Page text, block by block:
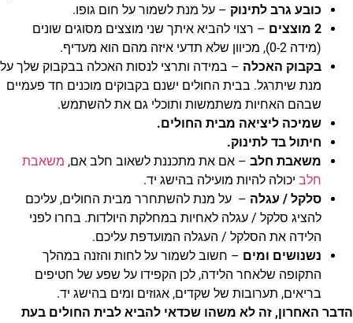
כובע גרב לתינוק – על מנת לשמור על חום גופו.
2 מוצצים
– רצוי להביא איתך שני מוצצים מסוגים שונים
(מידה 0-2), מכיוון שלא תדעי איזה מהם הוא מעדיף.
בקבוק האכלה – במידה ותרצי לנסות האכלה בבקבוק שלך על
מנת שיתרגל. בבית החולים ישנם בקבוקים מוכנים חד פעמיים
שבהם האחיות משתמשות ותוכלי גם את להשתמש.
שמיכה ליציאה מבית החולים.
חיתול בד לתינוק.
משאבת חלב – אם את מתכננת לשאוב חלב אם, משאבת
חלב יכולה להיות מועילה בהישג יד.
סלקל / עגלה – על מנת להשתחרר מבית החולים, עליכם
להציג סלקל / עגלה לאחיות במחלקת היולדות. בחרו לפני
הלידה את הסלקל / העגלה המועדפת עליכם.
נשנושים ומים – חשוב לשמור על לחות והזנה במהלך
התקופה שלאחר הלידה, לכן הקפידו על שפע של חטיפים
בריאים, תערובות של שקדים, אגוזים ומים בהישג יד.
הדבר האחרון, זה לא משהו שכדאי להביא לבית החולים בעת